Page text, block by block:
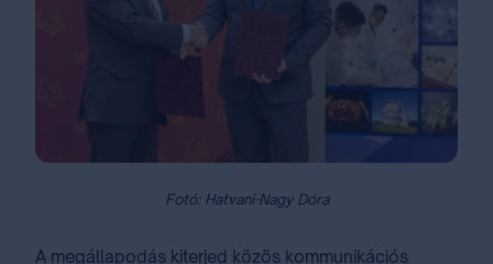
Fotó: Hatvani-Nagy Dóra
A megállapodás kiterjed közös kommunikációs